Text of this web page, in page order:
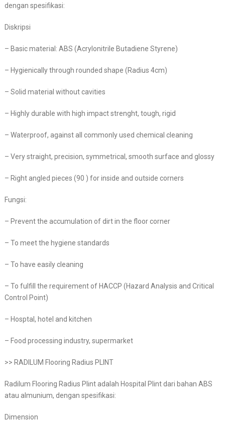
dengan spesifikasi:
Diskripsi
– Basic material: ABS (Acrylonitrile Butadiene Styrene)
– Hygienically through rounded shape (Radius 4cm)
– Solid material without cavities
– Highly durable with high impact strenght, tough, rigid
– Waterproof, against all commonly used chemical cleaning
– Very straight, precision, symmetrical, smooth surface and glossy
– Right angled pieces (90 ) for inside and outside corners
Fungsi:
– Prevent the accumulation of dirt in the floor corner
– To meet the hygiene standards
– To have easily cleaning
– To fulfill the requirement of HACCP (Hazard Analysis and Critical
Control Point)
– Hosptal, hotel and kitchen
– Food processing industry, supermarket
>> RADILUM Flooring Radius PLINT
Radilum Flooring Radius Plint adalah Hospital Plint dari bahan ABS
atau almunium, dengan spesifikasi:
Dimension